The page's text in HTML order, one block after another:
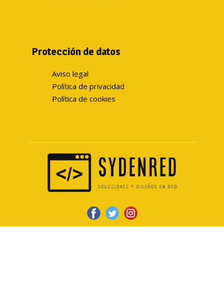
Protección de datos
Aviso legal
Política de privacidad
Política de cookies